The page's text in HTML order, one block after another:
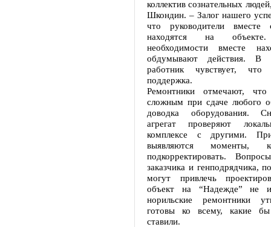
коллектив сознательных
Шкондин. – Залог нашего
что руководители вместе
находятся на
необходимости вместе
обдумывают действия. В
работник чувствует,
поддержка.
Ремонтники отмечают,
сложным при сдаче любого
доводка оборудования.
агрегат проверяют
комплексе с другими.
выявляются моменты,
подкорректировать.
заказчика и генподрядчика,
могут привлечь
объект на “Надежде” не
норильские ремонтники
готовы ко всему, какие
ставили.